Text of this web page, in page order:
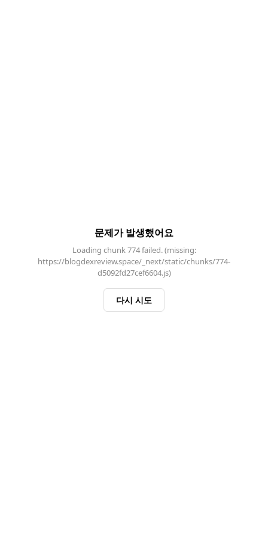
문제가 발생했어요
Loading chunk 774 failed. (missing:
https://blogdexreview.space/_next/static/chunks/774-
d5092fd27cef6604.js)
다시 시도